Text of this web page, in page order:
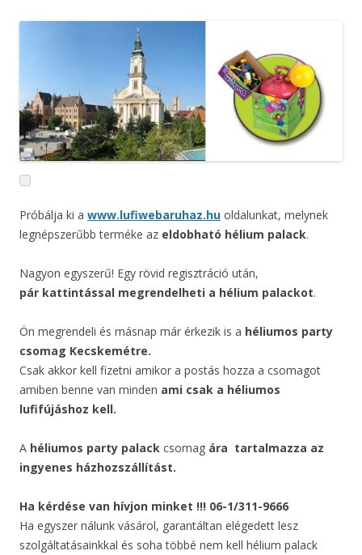
Próbálja ki a www.lufiwebaruhaz.hu oldalunkat, melynek
legnépszerűbb terméke az eldobható hélium palack.
Nagyon egyszerű! Egy rövid regisztráció után,
pár kattintással megrendelheti a hélium palackot.
Ön megrendeli és másnap már érkezik is a héliumos party
csomag Kecskemétre.
Csak akkor kell fizetni amikor a postás hozza a csomagot
amiben benne van minden ami csak a héliumos
lufifújáshoz kell.
A héliumos party palack csomag ára tartalmazza az
ingyenes házhozszállítást.
Ha kérdése van hívjon minket !!! 06-1/311-9666
Ha egyszer nálunk vásárol, garantáltan elégedett lesz
szolgáltatásainkkal és soha többé nem kell hélium palack